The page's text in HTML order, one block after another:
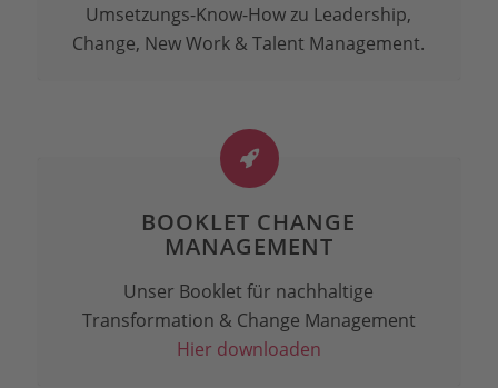
Umsetzungs-Know-How zu Leadership,
Change, New Work & Talent Management.
BOOKLET CHANGE
MANAGEMENT
Unser Booklet für nachhaltige
Transformation & Change Management
Hier downloaden